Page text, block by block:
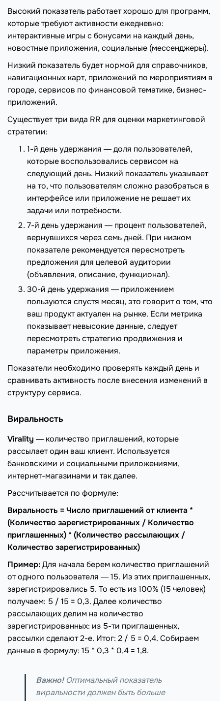
Высокий показатель работает хорошо для программ,
которые требуют активности ежедневно:
интерактивные игры с бонусами на каждый день,
новостные приложения, социальные (мессенджеры).
Низкий показатель будет нормой для справочников,
навигационных карт, приложений по мероприятиям в
городе, сервисов по финансовой тематике, бизнес-
приложений.
Существует три вида RR для оценки маркетинговой
стратегии:
1-й день удержания ― доля пользователей,
которые воспользовались сервисом на
следующий день. Низкий показатель указывает
на то, что пользователям сложно разобраться в
интерфейсе или приложение не решает их
задачи или потребности.
7-й день удержания ― процент пользователей,
вернувшихся через семь дней. При низком
показателе рекомендуется пересмотреть
предложения для целевой аудитории
(объявления, описание, функционал).
30-й день удержания ― приложением
пользуются спустя месяц, это говорит о том, что
ваш продукт актуален на рынке. Если метрика
показывает невысокие данные, следует
пересмотреть стратегию продвижения и
параметры приложения.
Показатели необходимо проверять каждый день и
сравнивать активность после внесения изменений в
структуру сервиса.
Виральность
Virality ― количество приглашений, которые
рассылает один ваш клиент. Используется
банковскими и социальными приложениями,
интернет-магазинами и так далее.
Рассчитывается по формуле:
Виральность = Число приглашений от клиента *
(Количество зарегистрированных / Количество
приглашенных) * (Количество рассылающих /
Количество зарегистрированных)
Пример:Для начала берем количество приглашений
от одного пользователя ― 15. Из этих приглашенных,
зарегистрировались 5. То есть из 100% (15 человек)
получаем: 5 / 15 = 0,3. Далее количество
рассылающих делим на количество
зарегистрированных: из 5-ти приглашенных,
рассылки сделают 2-е. Итог: 2 / 5 = 0,4. Собираем
данные в формулу: 15 * 0,3 * 0,4 = 1,8.
Важно!Оптимальный показатель
виральности должен быть больше